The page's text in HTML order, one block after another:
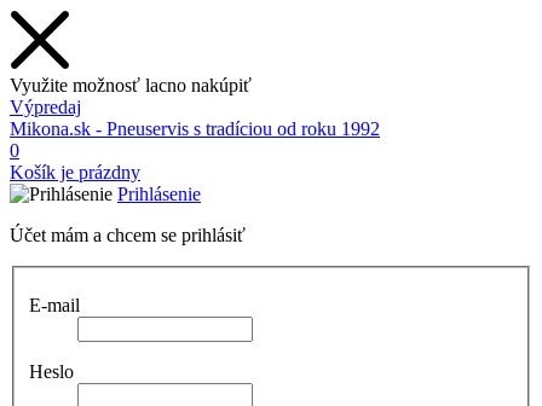
Využite možnosť lacno nakúpiť
Výpredaj
Mikona.sk - Pneuservis s tradíciou od roku 1992
0
Košík je prázdny
Prihlásenie
Účet mám a chcem se prihlásiť
E-mail
Heslo